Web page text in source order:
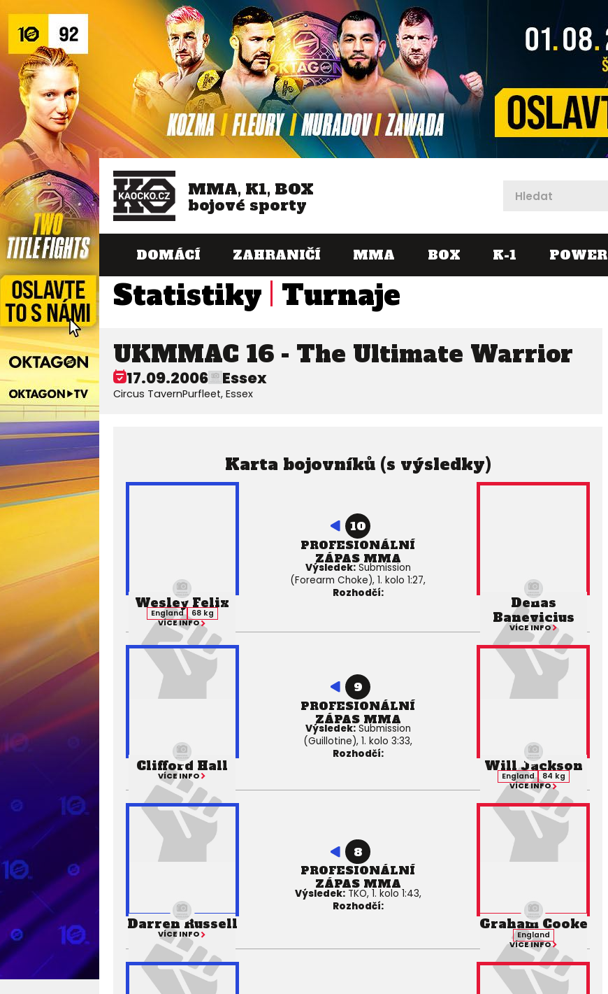
MMA, K1, BOX
bojové sporty
DOMÁCÍ ZAHRANIČÍ MMA BOX K-1 POWER
Statistiky Turnaje
UKMMAC 16 - The Ultimate Warrior
17.09.2006 Essex
Circus TavernPurfleet, Essex
Karta bojovníků (s výsledky)
Wesley Felix
England
68 kg
VÍCE INFO
10
PROFESIONÁLNÍ
ZÁPAS MMA
Výsledek:Submission
(Forearm Choke), 1. kolo 1:27,
Rozhodčí:
Denas
Banevicius
VÍCE INFO
Clifford Hall
VÍCE INFO
9
PROFESIONÁLNÍ
ZÁPAS MMA
Výsledek:Submission
(Guillotine), 1. kolo 3:33,
Rozhodčí:
Will Jackson
England
84 kg
VÍCE INFO
Darren Russell
VÍCE INFO
8
PROFESIONÁLNÍ
ZÁPAS MMA
Výsledek:TKO, 1. kolo 1:43,
Rozhodčí:
Graham Cooke
England
VÍCE INFO